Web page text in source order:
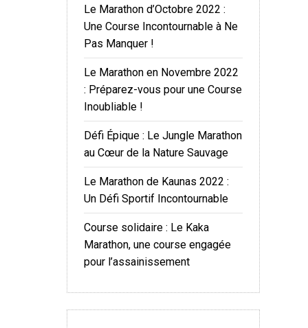
Le Marathon d’Octobre 2022 :
Une Course Incontournable à Ne
Pas Manquer !
Le Marathon en Novembre 2022
: Préparez-vous pour une Course
Inoubliable !
Défi Épique : Le Jungle Marathon
au Cœur de la Nature Sauvage
Le Marathon de Kaunas 2022 :
Un Défi Sportif Incontournable
Course solidaire : Le Kaka
Marathon, une course engagée
pour l’assainissement